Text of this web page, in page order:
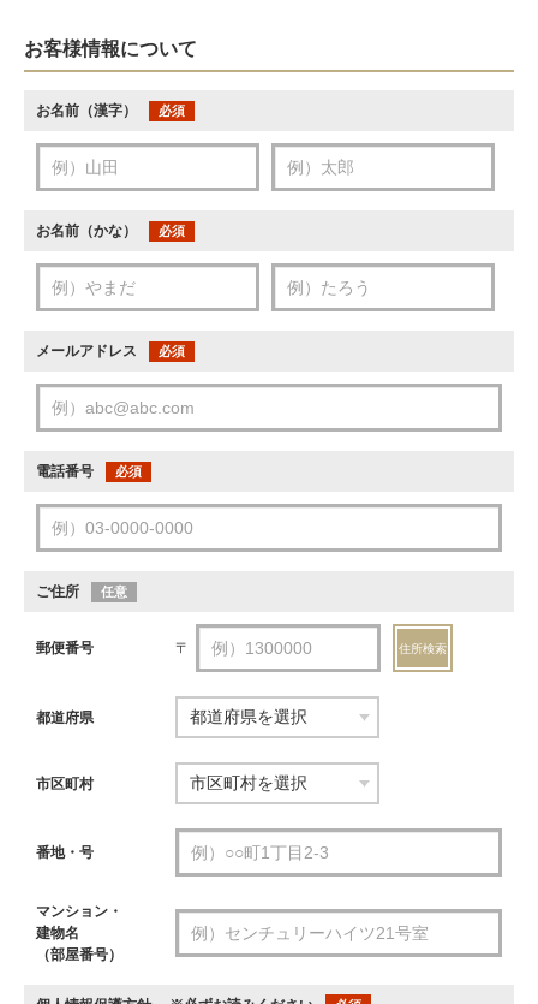
お客様情報について
お名前（漢字） 必須
お名前（かな） 必須
メールアドレス 必須
電話番号 必須
ご住所 任意
郵便番号 〒 住所検索
都道府県
市区町村
番地・号
マンション・
建物名
（部屋番号）